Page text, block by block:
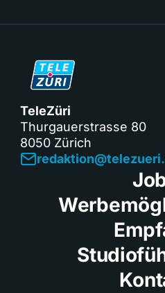
TeleZüri
Thurgauerstrasse 80
8050 Zürich